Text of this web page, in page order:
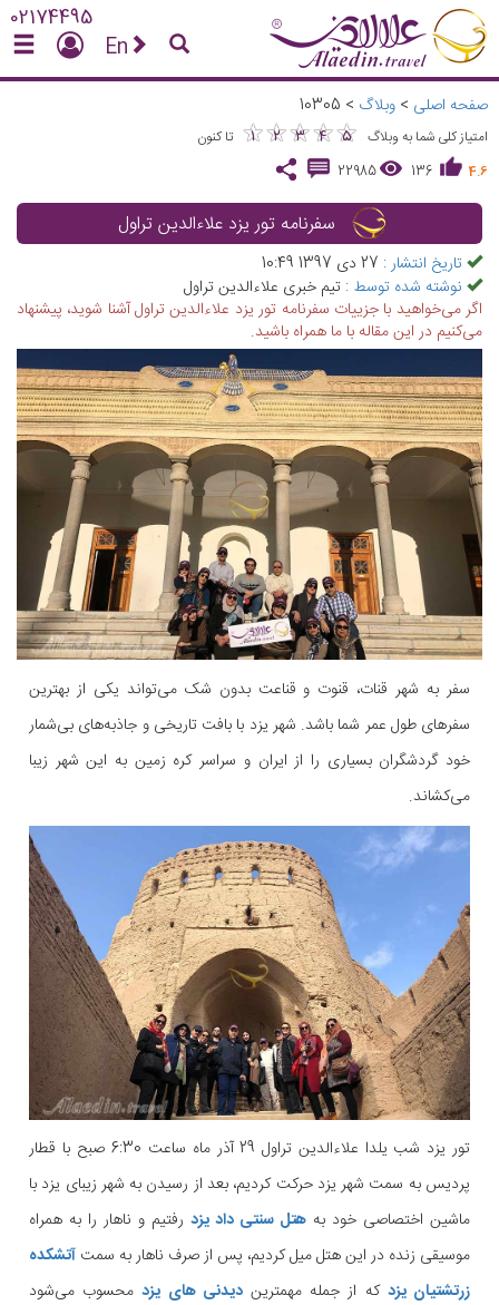
02174495
En
صفحه اصلی > وبلاگ >
10305
امتیاز کلی شما به وبلاگ ★
1 ★
2 ★
3 ★
4 ★
5
★★★★★
تا کنون
4.6
136
22985
سفرنامه تور یزد علاءالدین تراول
تاریخ انتشار : 27 دی 1397 10:49
نوشته شده توسط : تیم خبری علاءالدین تراول
اگر می‌خواهید با جزییات سفرنامه تور یزد علاءالدین تراول آشنا شوید، پیشنهاد
می‌کنیم در این مقاله با ما همراه باشید.
سفر به شهر قنات، قنوت و قناعت بدون شک می‌تواند یکی از بهترین
سفر‌های طول عمر شما باشد. شهر یزد با بافت تاریخی و جاذبه‌های بی‌شمار
خود گردشگران بسیاری را از ایران و سراسر کره زمین به این شهر زیبا
می‌کشاند.
تور یزد شب یلدا علاءالدین تراول 29 آذر ماه ساعت 6:30 صبح با قطار
پردیس به سمت شهر یزد حرکت کردیم، بعد از رسیدن به شهر زیبای یزد با
ماشین اختصاصی خود به هتل سنتی داد یزد رفتیم و ناهار را به همراه
موسیقی زنده در این هتل میل کردیم، پس از صرف ناهار به سمت آتشکده
زرتشتیان یزد که از جمله مهمتریندیدنی های یزدمحسوب می‌شود